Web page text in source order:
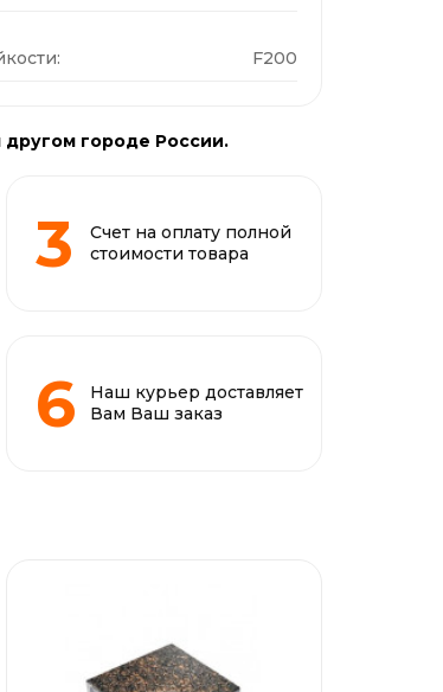
F200
другом городе России.
Счет на оплату полной
стоимости товара
Наш курьер доставляет
Вам Ваш заказ